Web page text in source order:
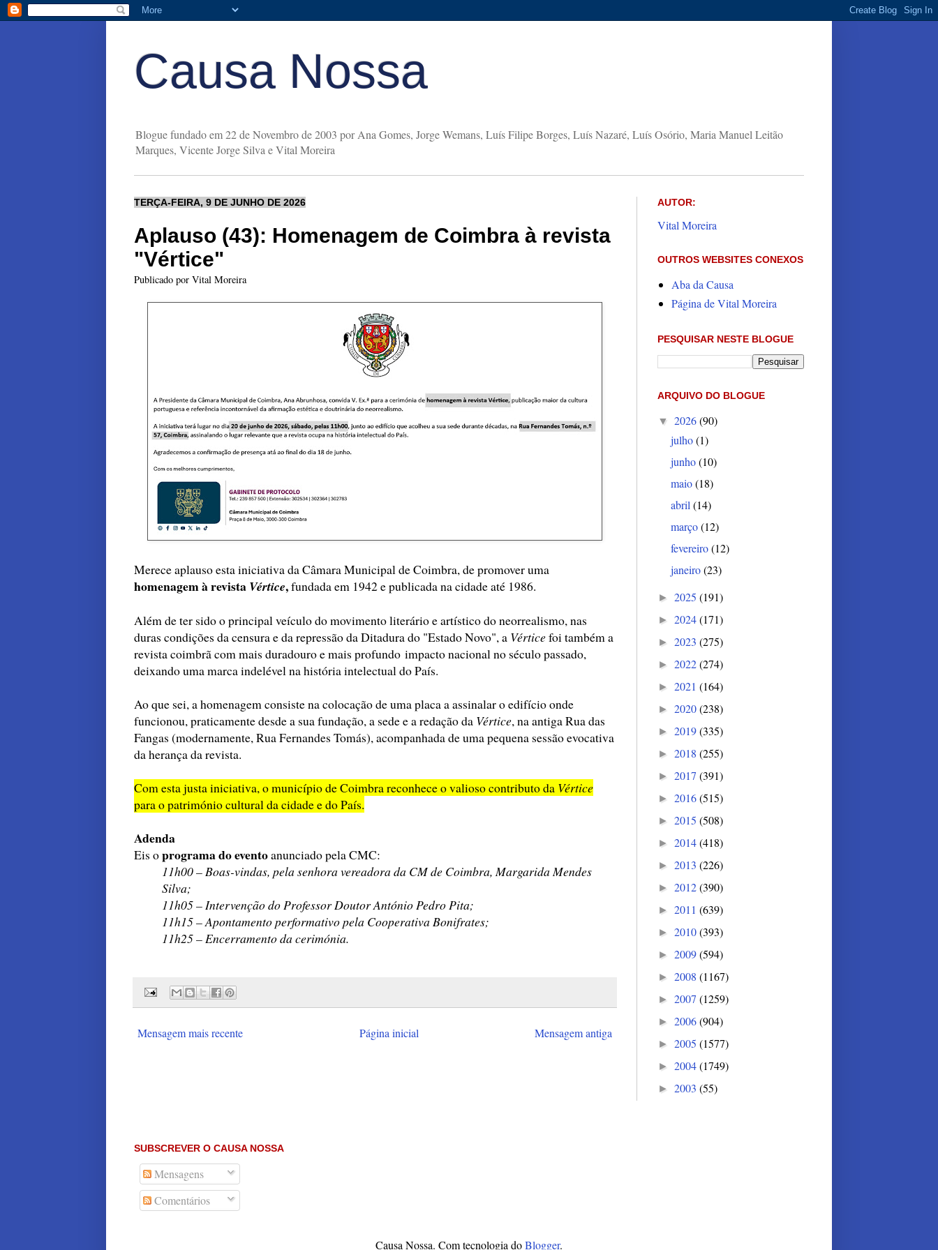
Causa Nossa
Blogue fundado em 22 de Novembro de 2003 por Ana Gomes, Jorge Wemans, Luís Filipe Borges, Luís Nazaré, Luís Osório, Maria Manuel Leitão
Marques, Vicente Jorge Silva e Vital Moreira
TERÇA-FEIRA, 9 DE JUNHO DE 2026
Aplauso (43): Homenagem de Coimbra à revista
"Vértice"
Publicado por Vital Moreira
Merece aplauso esta iniciativa da Câmara Municipal de Coimbra, de promover uma
homenagem à revista Vértice,fundada em 1942 e publicada na cidade até 1986.
Além de ter sido o principal veículo do movimento literário e artístico do neorrealismo, nas
duras condições da censura e da repressão da Ditadura do "Estado Novo", a Vérticefoi também a
revista coimbrã com mais duradouro e mais profundo impacto nacional no século passado,
deixando uma marca indelével na história intelectual do País.
Ao que sei, a homenagem consiste na colocação de uma placa a assinalar o edifício onde
funcionou, praticamente desde a sua fundação, a sede e a redação da Vértice, na antiga Rua das
Fangas (modernamente, Rua Fernandes Tomás), acompanhada de uma pequena sessão evocativa
da herança da revista.
Com esta justa iniciativa, o município de Coimbra reconhece o valioso contributo da Vértice
para o património cultural da cidade e do País.
Adenda
Eis oprograma do eventoanunciado pela CMC:
11h00 – Boas-vindas, pela senhora vereadora da CM de Coimbra, Margarida Mendes
Silva;
11h05 – Intervenção do Professor Doutor António Pedro Pita;
11h15 – Apontamento performativo pela Cooperativa Bonifrates;
11h25 – Encerramento da cerimónia.
Mensagem mais recente Mensagem antiga
Página inicial
AUTOR:
Vital Moreira
OUTROS WEBSITES CONEXOS
Aba da Causa
Página de Vital Moreira
PESQUISAR NESTE BLOGUE
ARQUIVO DO BLOGUE
▼ 2026(90)
julho(1)
junho(10)
maio(18)
abril(14)
março(12)
fevereiro(12)
janeiro(23)
► 2025 (191)
► 2024(171)
► 2023 (275)
► 2022(274)
► 2021 (164)
► 2020(238)
► 2019(335)
► 2018 (255)
► 2017 (391)
► 2016(515)
► 2015 (508)
► 2014(418)
► 2013 (226)
► 2012(390)
► 2011 (639)
► 2010(393)
► 2009(594)
► 2008 (1167)
► 2007 (1259)
► 2006(904)
► 2005 (1577)
► 2004(1749)
► 2003 (55)
SUBSCREVER O CAUSA NOSSA
Mensagens
Comentários
Causa Nossa. Com tecnologia doBlogger.